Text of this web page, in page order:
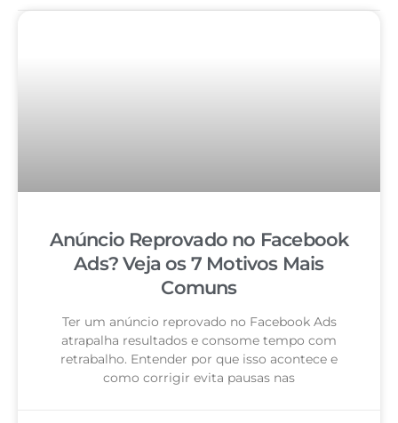
Anúncio Reprovado no Facebook
Ads? Veja os 7 Motivos Mais
Comuns
Ter um anúncio reprovado no Facebook Ads
atrapalha resultados e consome tempo com
retrabalho. Entender por que isso acontece e
como corrigir evita pausas nas